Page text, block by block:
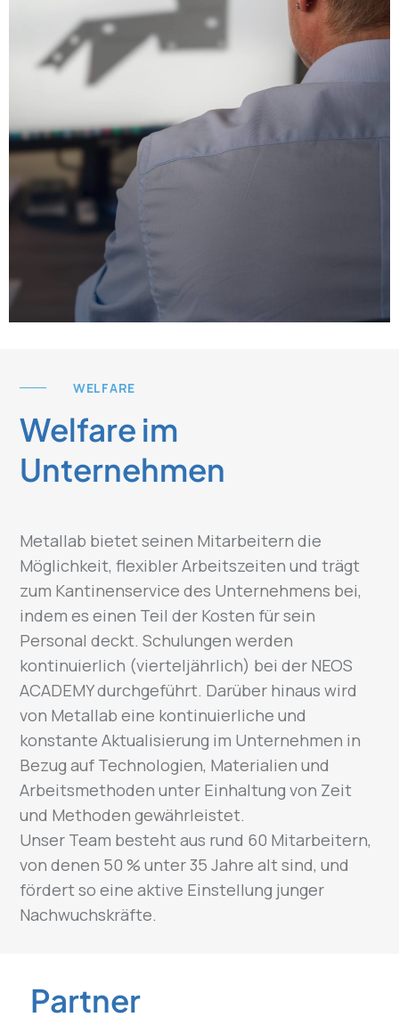
WELFARE
Welfare im
Unternehmen
Metallab bietet seinen Mitarbeitern die
Möglichkeit, flexibler Arbeitszeiten und trägt
zum Kantinenservice des Unternehmens bei,
indem es einen Teil der Kosten für sein
Personal deckt. Schulungen werden
kontinuierlich (vierteljährlich) bei der NEOS
ACADEMY durchgeführt. Darüber hinaus wird
von Metallab eine kontinuierliche und
konstante Aktualisierung im Unternehmen in
Bezug auf Technologien, Materialien und
Arbeitsmethoden unter Einhaltung von Zeit
und Methoden gewährleistet.
Unser Team besteht aus rund 60 Mitarbeitern,
von denen 50 % unter 35 Jahre alt sind, und
fördert so eine aktive Einstellung junger
Nachwuchskräfte.
Partner